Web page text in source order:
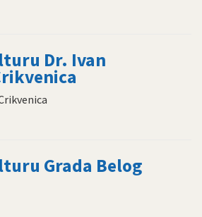
Dr. Ivan
Grada Belog